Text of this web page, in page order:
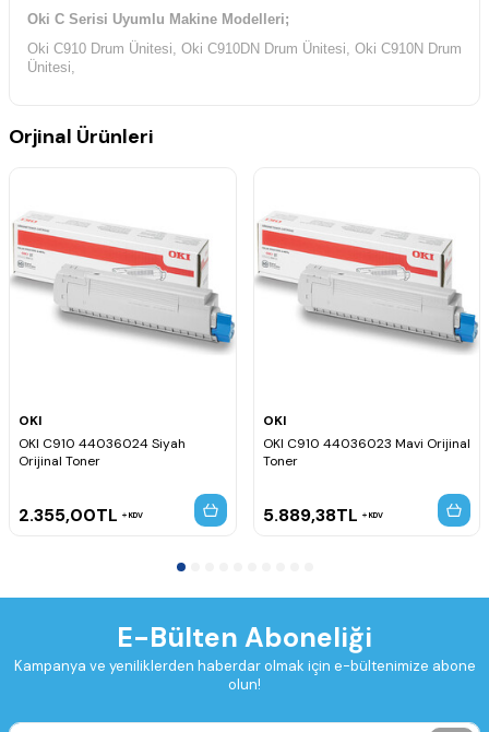
Oki C Serisi Uyumlu Makine Modelleri;
Oki C910 Drum Ünitesi, Oki C910DN Drum Ünitesi, Oki C910N Drum
Ünitesi,
Orjinal Ürünleri
OKI
OKI C910 44036024 Siyah
Orijinal Toner
2.355,00TL KDV
OKI
OKI C910 44036023 Mavi Orijinal
Toner
5.889,38TL KDV
E-Bülten Aboneliği
Kampanya ve yeniliklerden haberdar olmak için e-bültenimize abone
olun!